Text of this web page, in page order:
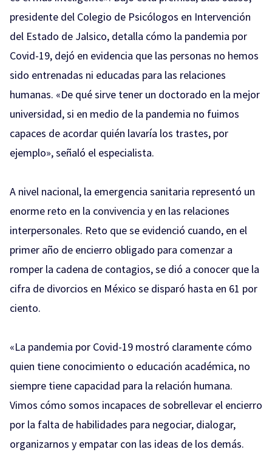
presidente del Colegio de Psicólogos en Intervención
del Estado de Jalsico, detalla cómo la pandemia por
Covid-19, dejó en evidencia que las personas no hemos
sido entrenadas ni educadas para las relaciones
humanas. «De qué sirve tener un doctorado en la mejor
universidad, si en medio de la pandemia no fuimos
capaces de acordar quién lavaría los trastes, por
ejemplo», señaló el especialista.
A nivel nacional, la emergencia sanitaria representó un
enorme reto en la convivencia y en las relaciones
interpersonales. Reto que se evidenció cuando, en el
primer año de encierro obligado para comenzar a
romper la cadena de contagios, se dió a conocer que la
cifra de divorcios en México se disparó hasta en 61 por
ciento.
«La pandemia por Covid-19 mostró claramente cómo
quien tiene conocimiento o educación académica, no
siempre tiene capacidad para la relación humana.
Vimos cómo somos incapaces de sobrellevar el encierro
por la falta de habilidades para negociar, dialogar,
organizarnos y empatar con las ideas de los demás.